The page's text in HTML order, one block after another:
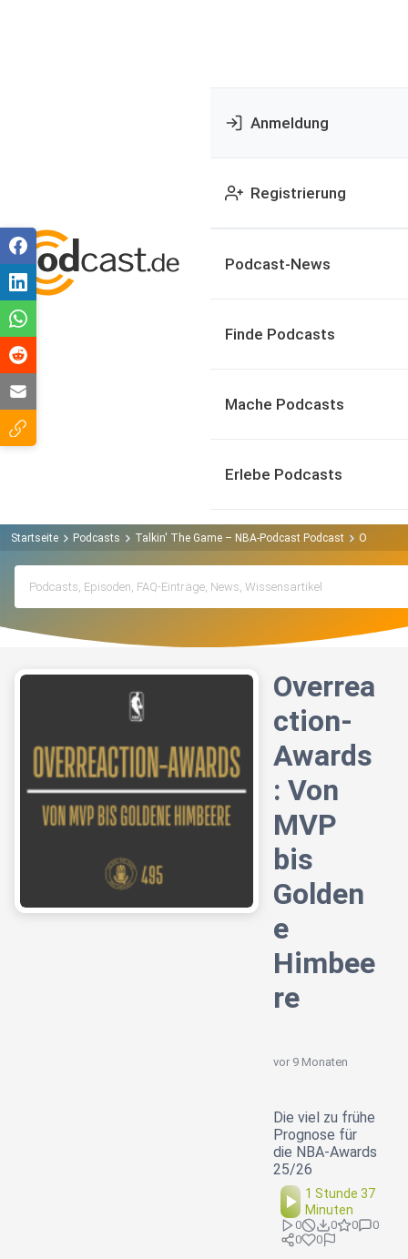
Anmeldung
Registrierung
Podcast-News
Finde Podcasts
Mache Podcasts
Erlebe Podcasts
Startseite Podcasts Talkin' The Game – NBA-Podcast Podcast
Overrea
ction-
Awards
: Von
MVP
bis
Golden
e
Himbee
re
vor 9 Monaten
Die viel zu frühe
Prognose für
die NBA-Awards
25/26
1 Stunde 37
Minuten
0 0 0
0
0
0